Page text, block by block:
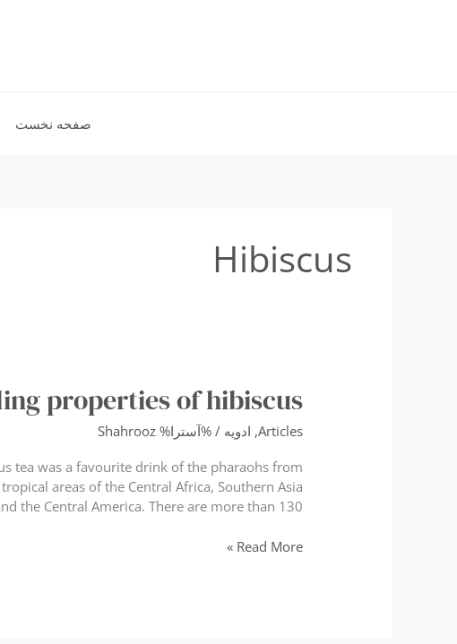
صفحه نخست
Hibiscus
properties of hibiscus
Articles
, ادویه / %آسترا% Shahrooz
tea was a favourite drink of the pharaohs from
areas of the Central Africa, Southern Asia
the Central America. There are more than 130 […]
Healing
Read More »